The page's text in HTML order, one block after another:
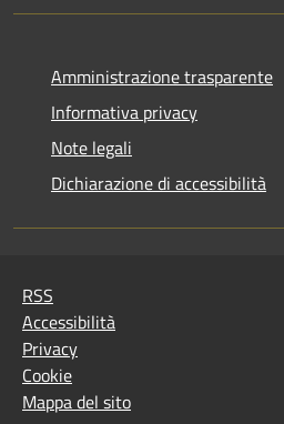
Amministrazione trasparente
Informativa privacy
Note legali
Dichiarazione di accessibilità
RSS
Accessibilità
Privacy
Cookie
Mappa del sito